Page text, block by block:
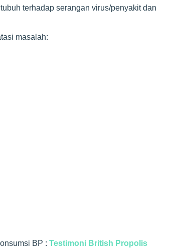
terhadap serangan virus/penyakit dan
masalah:
BP : Testimoni British Propolis